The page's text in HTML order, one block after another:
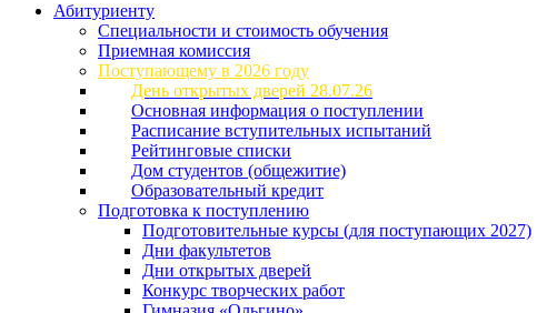
Абитуриенту
Специальности и стоимость обучения
Приемная комиссия
Поступающему в 2026 году
День открытых дверей 28.07.26
Основная информация о поступлении
Расписание вступительных испытаний
Рейтинговые списки
Дом студентов (общежитие)
Образовательный кредит
Подготовка к поступлению
Подготовительные курсы (для поступающих 2027)
Дни факультетов
Дни открытых дверей
Конкурс творческих работ